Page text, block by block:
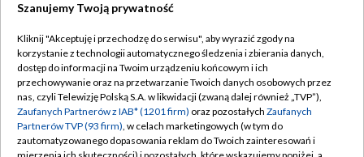
TVP
Abonament TVP
Emisja w TVP
Centrum informacji TVP
Regulamin TVP
Polityka prywatności
Moje zgody
Szanujemy Twoją prywatność
Kliknij "Akceptuję i przechodzę do serwisu", aby wyrazić zgody na
korzystanie z technologii automatycznego śledzenia i zbierania danych,
dostęp do informacji na Twoim urządzeniu końcowym i ich
przechowywanie oraz na przetwarzanie Twoich danych osobowych przez
nas, czyli Telewizję Polską S.A. w likwidacji (zwaną dalej również „TVP”),
Zaufanych Partnerów z IAB* (1201 firm) oraz pozostałych Zaufanych
Partnerów TVP (93 firm), w celach marketingowych (w tym do
zautomatyzowanego dopasowania reklam do Twoich zainteresowań i